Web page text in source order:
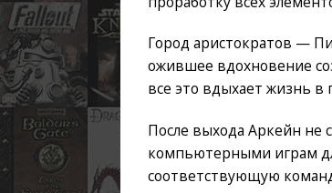
Город аристократов —
ожившее вдохновение
все это вдыхает жизнь в
После выхода Аркейн не
компьютерными играм
соответствующую